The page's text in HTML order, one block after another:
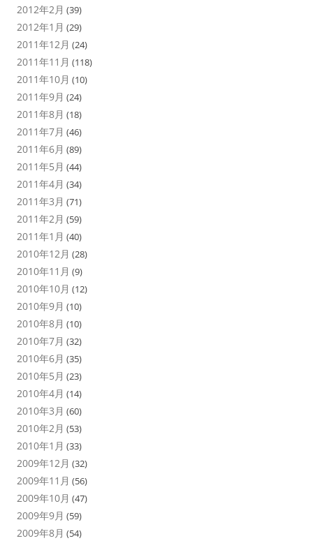
2012年2月 (39)
2012年1月 (29)
2011年12月 (24)
2011年11月 (118)
2011年10月 (10)
2011年9月 (24)
2011年8月 (18)
2011年7月 (46)
2011年6月 (89)
2011年5月 (44)
2011年4月 (34)
2011年3月 (71)
2011年2月 (59)
2011年1月 (40)
2010年12月 (28)
2010年11月 (9)
2010年10月 (12)
2010年9月 (10)
2010年8月 (10)
2010年7月 (32)
2010年6月 (35)
2010年5月 (23)
2010年4月 (14)
2010年3月 (60)
2010年2月 (53)
2010年1月 (33)
2009年12月 (32)
2009年11月 (56)
2009年10月 (47)
2009年9月 (59)
2009年8月 (54)